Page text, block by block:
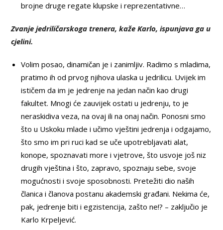
brojne druge regate klupske i reprezentativne…
Zvanje jedriličarskoga trenera, kaže Karlo, ispunjava ga u
cjelini.
Volim posao, dinamičan je i zanimljiv. Radimo s mladima,
pratimo ih od prvog njihova ulaska u jedrilicu. Uvijek im
ističem da im je jedrenje na jedan način kao drugi
fakultet. Mnogi će zauvijek ostati u jedrenju, to je
neraskidiva veza, na ovaj ili na onaj način. Ponosni smo
što u Uskoku mlade i učimo vještini jedrenja i odgajamo,
što smo im pri ruci kad se uče upotrebljavati alat,
konope, spoznavati more i vjetrove, što usvoje još niz
drugih vještina i što, zapravo, spoznaju sebe, svoje
mogućnosti i svoje sposobnosti. Pretežiti dio naših
članica i članova postanu akademski građani. Nekima će,
pak, jedrenje biti i egzistencija, zašto ne!? – zaključio je
Karlo Krpeljević.